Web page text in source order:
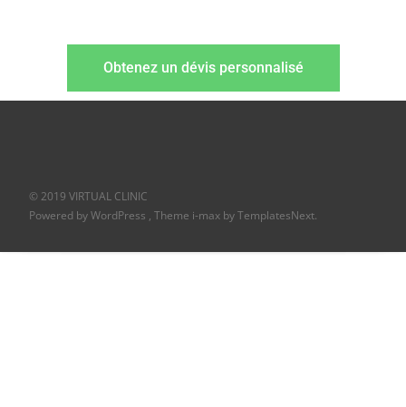
Obtenez un dévis personnalisé
© 2019 VIRTUAL CLINIC
Powered by WordPress , Theme i-max by TemplatesNext.